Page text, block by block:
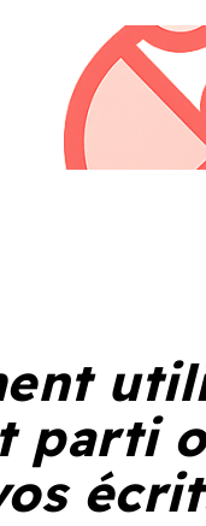
parti